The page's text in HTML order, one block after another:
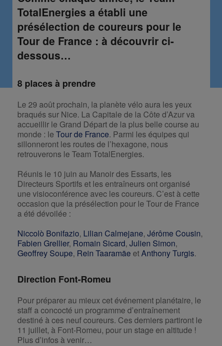
TotalEnergies a établi une
présélection de coureurs pour le
Tour de France : à découvrir ci-
dessous…
8 places à prendre
Le 29 août prochain, la planète vélo aura les yeux
braqués sur Nice. La Capitale de la Côte d’Azur va
accueillir le Grand Départ de la plus belle course au
monde : leTour de France. Parmi les équipes qui
sillonneront les routes de l’hexagone, nous
retrouverons le Team TotalEnergies.
Réunis le 10 juin au Manoir des Essarts, les
Directeurs Sportifs et les entraîneurs ont organisé
une visioconférence avec les coureurs. C’est à cette
occasion que la présélection pour le Tour de France
a été dévoilée :
Niccolò Bonifazio, Lilian Calmejane,Jérôme Cousin,
Fabien Grellier, Romain Sicard,Julien Simon,
Geoffrey Soupe, Rein TaaramäeetAnthony Turgis.
Direction Font-Romeu
Pour préparer au mieux cet événement planétaire, le
staff a concocté un programme d’entraînement
destiné à ces neuf coureurs. Ces derniers partiront le
11 juillet, à Font-Romeu, pour un stage en altitude !
Plus d’infos à venir…